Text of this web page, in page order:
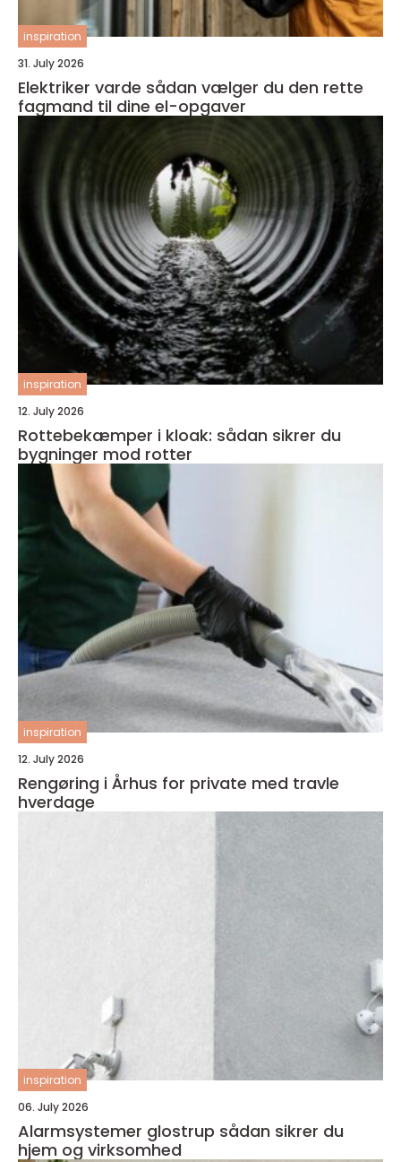
inspiration
31. July 2026
Elektriker varde sådan vælger du den rette
fagmand til dine el-opgaver
inspiration
12. July 2026
Rottebekæmper i kloak: sådan sikrer du
bygninger mod rotter
inspiration
12. July 2026
Rengøring i Århus for private med travle
hverdage
inspiration
06. July 2026
Alarmsystemer glostrup sådan sikrer du
hjem og virksomhed